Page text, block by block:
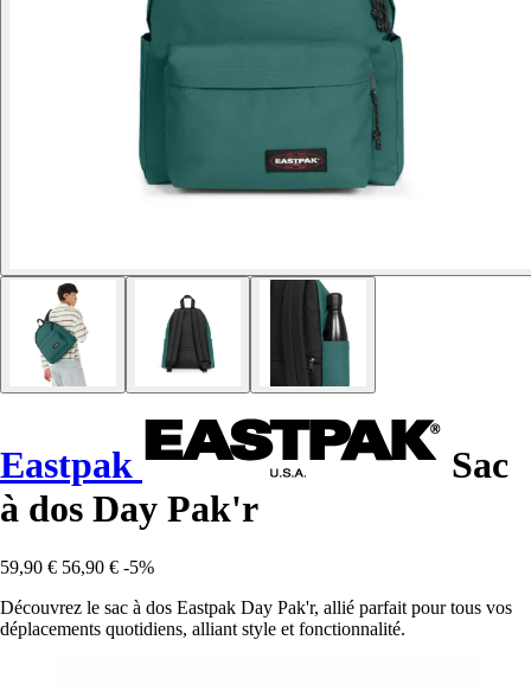
Eastpak
Sac
à dos Day Pak'r
59,90 € 56,90 € -5%
Découvrez le sac à dos Eastpak Day Pak'r, allié parfait pour tous vos
déplacements quotidiens, alliant style et fonctionnalité.